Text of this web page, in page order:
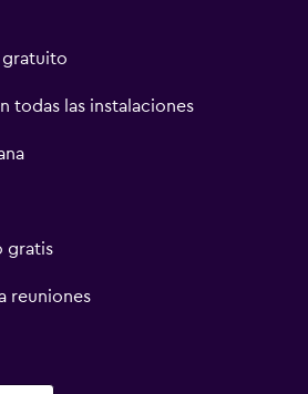
gratuito
todas las instalaciones
gratis
reuniones